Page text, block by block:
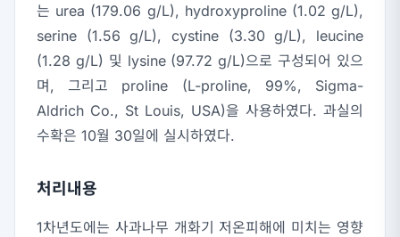
는 urea (179.06 g/L), hydroxyproline (1.02 g/L),
serine (1.56 g/L), cystine (3.30 g/L), leucine
(1.28 g/L) 및 lysine (97.72 g/L)으로 구성되어 있으
며, 그리고 proline (L-proline, 99%, Sigma-
Aldrich Co., St Louis, USA)을 사용하였다. 과실의
수확은 10월 30일에 실시하였다.
처리내용
1차년도에는 사과나무 개화기 저온피해에 미치는 영향